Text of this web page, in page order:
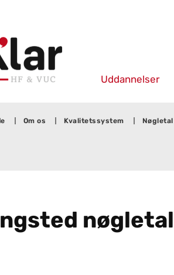
Uddannelser
Om os Kvalitetssystem Nøgletal
nøg­le­tal